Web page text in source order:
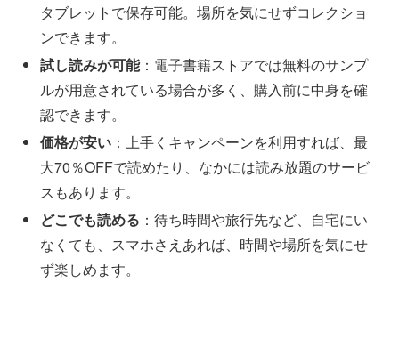
タブレットで保存可能。場所を気にせずコレクショ
ンできます。
試し読みが可能：電子書籍ストアでは無料のサンプ
ルが用意されている場合が多く、購入前に中身を確
認できます。
価格が安い ：上手くキャンペーンを利用すれば、最
大70％OFFで読めたり、なかには読み放題のサービ
スもあります。
どこでも読める ：待ち時間や旅行先など、自宅にい
なくても、スマホさえあれば、時間や場所を気にせ
ず楽しめます。